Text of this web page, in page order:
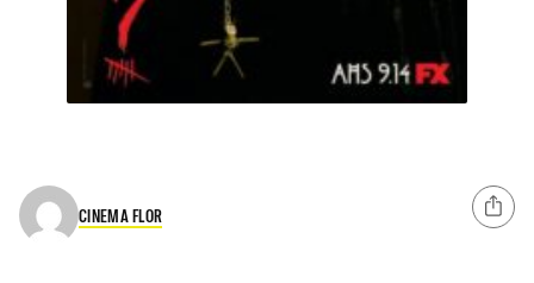
CINEMA FLOR